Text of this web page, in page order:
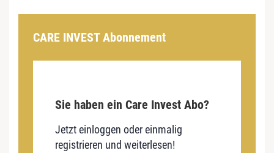
CARE INVEST Abonnement
Sie haben ein Care Invest Abo?
Jetzt einloggen oder einmalig
registrieren und weiterlesen!